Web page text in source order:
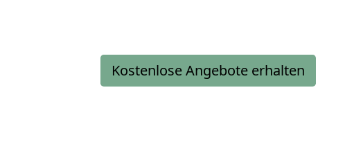
Kostenlose Angebote erhalten